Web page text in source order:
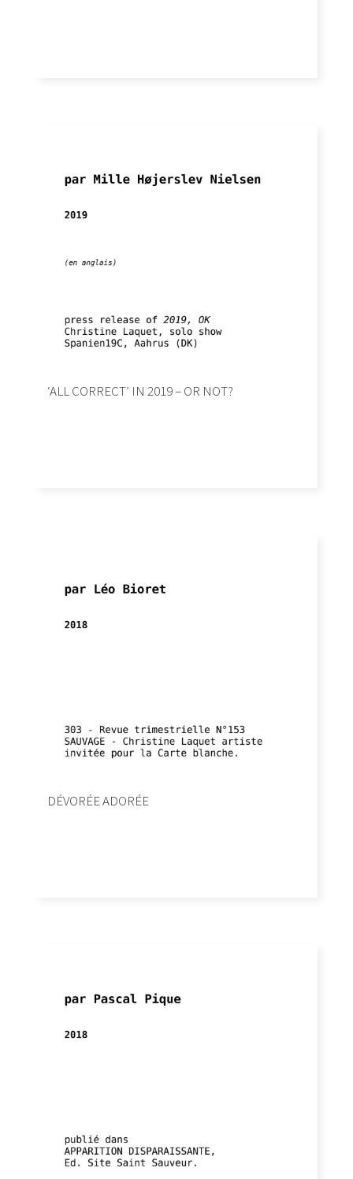
‘ALL CORRECT’ IN 2019 – OR NOT?
DÉVORÉE ADORÉE